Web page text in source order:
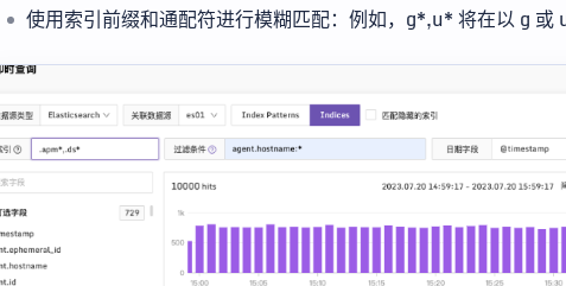
使用索引前缀和通配符进行模糊匹配：例如，g*,u* 将在以 g 或